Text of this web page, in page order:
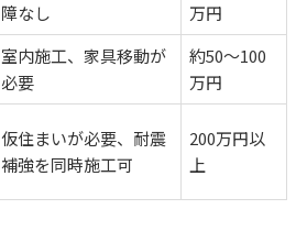
障なし
万円
室内施工、家具移動が
必要
約50～100
万円
仮住まいが必要、耐震
補強を同時施工可
200万円以
上